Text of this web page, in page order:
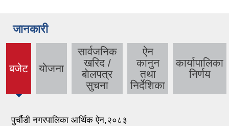
जानकारी
बजेट
(active
याेजना
सार्वजनिक
खरिद /
बाेलपत्र
सुचना
ऐन
कानुन
तथा
निर्देशिका
कार्यापालिका
निर्णय
पुर्चौडी नगरपालिका आर्थिक ऐन,२०८३